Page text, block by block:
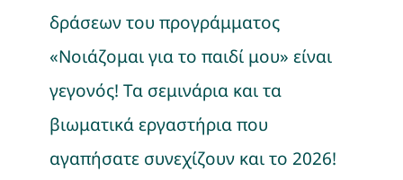
δράσεων του προγράμματος
«Νοιάζομαι για το παιδί μου» είναι
γεγονός! Τα σεμινάρια και τα
βιωματικά εργαστήρια που
αγαπήσατε συνεχίζουν και το 2026!